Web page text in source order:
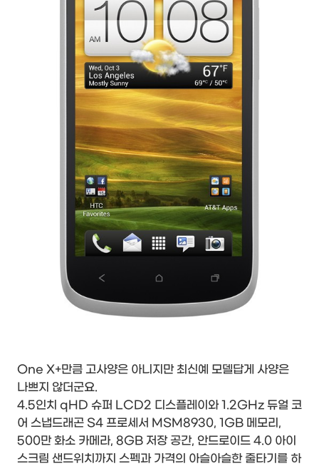
One X+만큼 고사양은 아니지만 최신예 모델답게 사양은
나쁘지 않더군요.
4.5인치 qHD 슈퍼 LCD2 디스플레이와 1.2GHz 듀얼 코
어 스냅드래곤 S4 프로세서 MSM8930, 1GB 메모리,
500만 화소 카메라, 8GB 저장 공간, 안드로이드 4.0 아이
스크림 샌드위치까지 스펙과 가격의 아슬아슬한 줄타기를 하